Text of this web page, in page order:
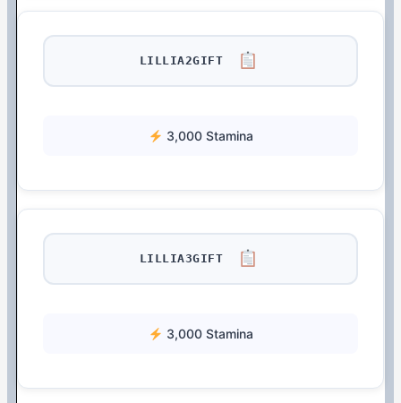
LILLIA2GIFT
3,000 Stamina
LILLIA3GIFT
3,000 Stamina